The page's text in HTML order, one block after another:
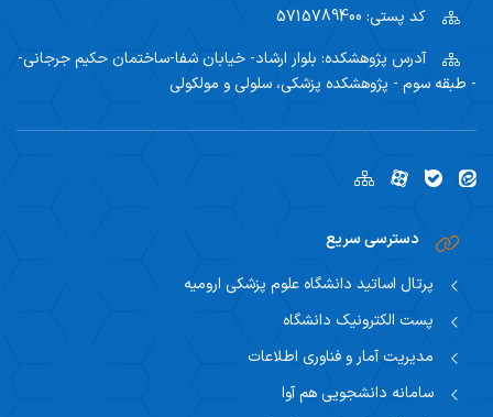
کد پستی:
آدرس پژوهشکده: بلوار ارشاد- خیابان شفا-ساختمان حکیم جرجانی-
- طبقه سوم - پژوهشکده پزشکی، سلولی و مولکولی
دسترسی سریع
پرتال اساتید دانشگاه علوم پزشکی ارومیه
پست الکترونیک دانشگاه
مدیریت آمار و فناوری اطلاعات
سامانه دانشجویی هم آوا